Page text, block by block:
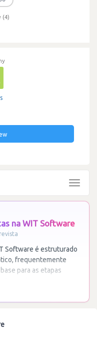
(4)
Toggle
na WIT Software
Software é estruturado
frequentemente
para as etapas